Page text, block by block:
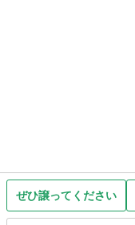
ぜひ譲ってください